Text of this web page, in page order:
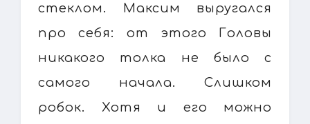
стеклом. Максим выругался
про себя: от этого Головы
никакого толка не было с
самого начала. Слишком
робок. Хотя и его можно